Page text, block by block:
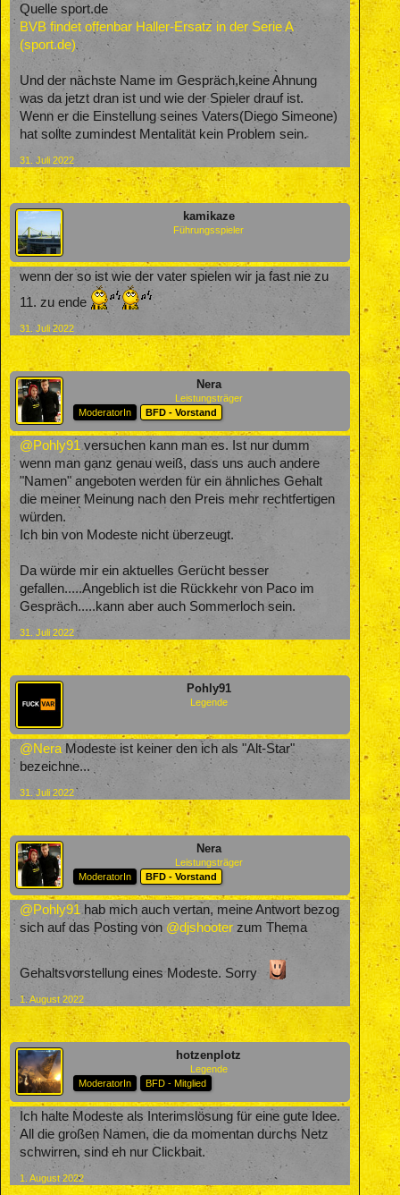
Quelle sport.de
BVB findet offenbar Haller-Ersatz in der Serie A
(sport.de)
Und der nächste Name im Gespräch,keine Ahnung
was da jetzt dran ist und wie der Spieler drauf ist.
Wenn er die Einstellung seines Vaters(Diego Simeone)
hat sollte zumindest Mentalität kein Problem sein.
31. Juli 2022
kamikaze
Führungsspieler
wenn der so ist wie der vater spielen wir ja fast nie zu
11. zu ende
31. Juli 2022
Nera
Leistungsträger
ModeratorIn
BFD - Vorstand
@Pohly91 versuchen kann man es. Ist nur dumm
wenn man ganz genau weiß, dass uns auch andere
"Namen" angeboten werden für ein ähnliches Gehalt
die meiner Meinung nach den Preis mehr rechtfertigen
würden.
Ich bin von Modeste nicht überzeugt.
Da würde mir ein aktuelles Gerücht besser
gefallen.....Angeblich ist die Rückkehr von Paco im
Gespräch.....kann aber auch Sommerloch sein.
31. Juli 2022
Pohly91
Legende
@Nera Modeste ist keiner den ich als "Alt-Star"
bezeichne...
31. Juli 2022
Nera
Leistungsträger
ModeratorIn
BFD - Vorstand
@Pohly91 hab mich auch vertan, meine Antwort bezog
sich auf das Posting von @djshooter zum Thema
Gehaltsvorstellung eines Modeste. Sorry
1. August 2022
hotzenplotz
Legende
ModeratorIn
BFD - Mitglied
Ich halte Modeste als Interimslösung für eine gute Idee.
All die großen Namen, die da momentan durchs Netz
schwirren, sind eh nur Clickbait.
1. August 2022